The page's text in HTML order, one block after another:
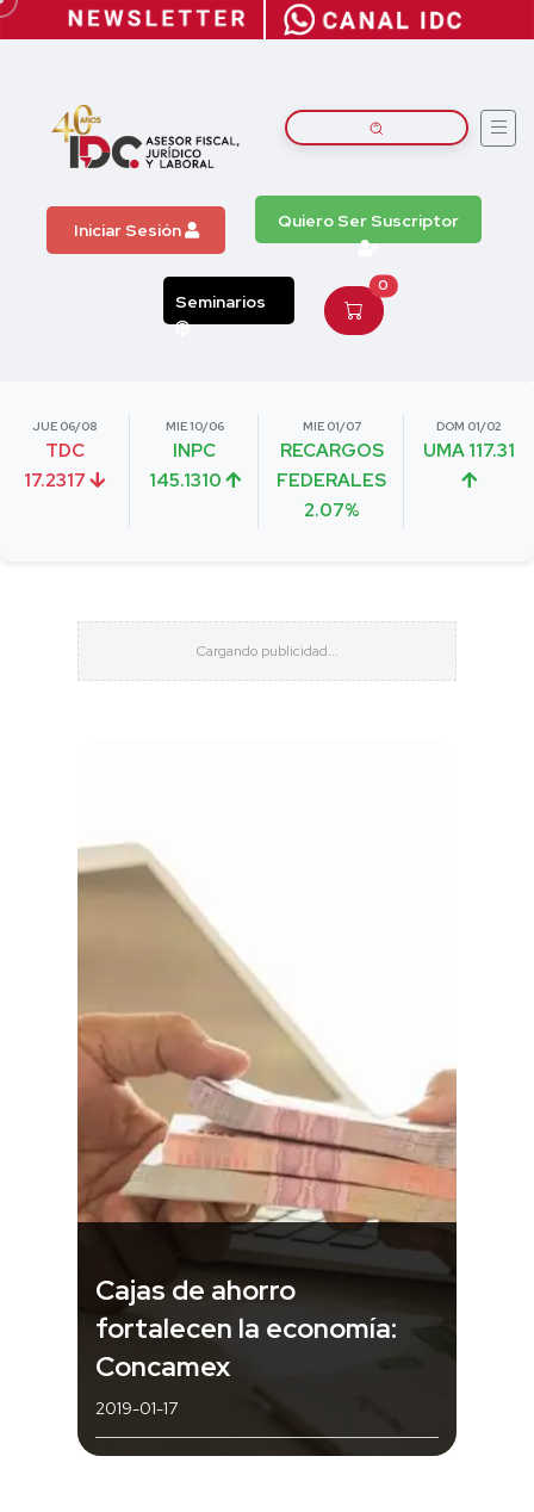
Iniciar Sesión Quiero Ser Suscriptor
Seminarios
0
JUE 06/08
TDC
17.2317
MIE 10/06
INPC
145.1310
MIE 01/07
RECARGOS
FEDERALES
2.07%
DOM 01/02
UMA 117.31
Cajas de ahorro
fortalecen la economía:
Concamex
2019-01-17